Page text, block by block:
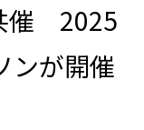
催 2025
ンが開催